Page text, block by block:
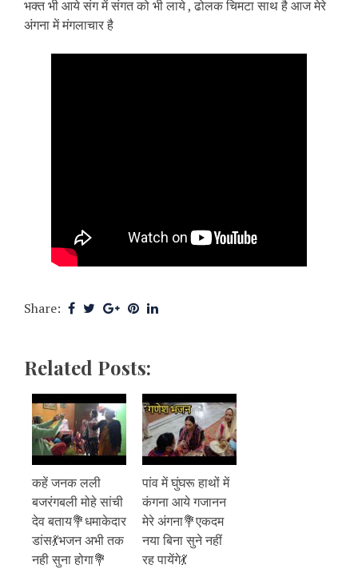
भक्त भी आये संग में संगत को भी लाये , ढोलक चिमटा साथ है आज मेरे
अंगना में मंगलाचार है
Share:
Related Posts:
कहें जनक लली
बजरंगबली मोहे सांची
देव बताय💐धमाकेदार
डांस💃भजन अभी तक
नही सुना होगा💐
पांव में घुंघरू हाथों में
कंगना आये गजानन
मेरे अंगना💐एकदम
नया बिना सुने नहीं
रह पायेंगे💃